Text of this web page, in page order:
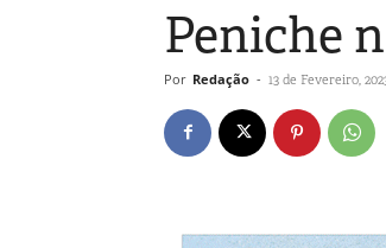
Peniche
Por Redação - 13 de Fevereiro,